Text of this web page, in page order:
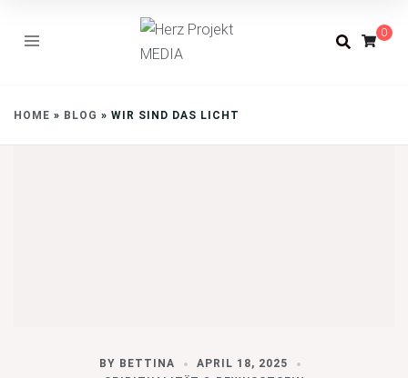
0
HOME » BLOG » WIR SIND DAS LICHT
BY BETTINA
APRIL 18, 2025